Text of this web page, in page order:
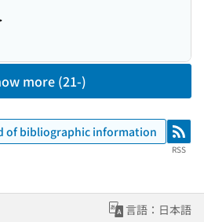
more (21-)
of bibliographic information RSS
RSS
言語：日本語